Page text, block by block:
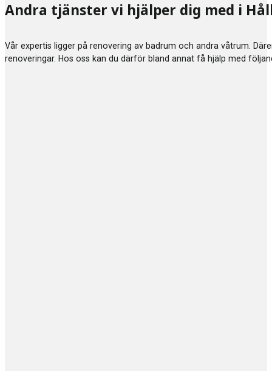
Andra tjänster vi hjälper dig med i
Vår expertis ligger på renovering av badrum och andra våtrum.
renoveringar. Hos oss kan du därför bland annat få hjälp med